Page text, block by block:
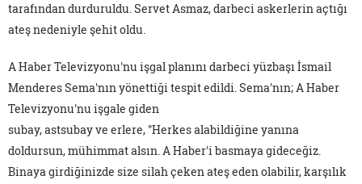
tarafından durduruldu. Servet Asmaz, darbeci askerlerin açtığı
ateş nedeniyle şehit oldu.
A Haber Televizyonu'nu işgal planını darbeci yüzbaşı İsmail
Menderes Sema'nın yönettiği tespit edildi. Sema'nın; A Haber
Televizyonu'nu işgale giden
subay, astsubay ve erlere, "Herkes alabildiğine yanına
doldursun, mühimmat alsın. A Haber'i basmaya gideceğiz.
Binaya girdiğinizde size silah çeken ateş eden olabilir, karşılık